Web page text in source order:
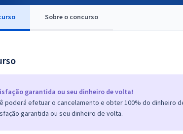
Sobre o concurso
garantida ou seu dinheiro de volta!
poderá efetuar o cancelamento e obter 100% do dinheiro
garantida ou seu dinheiro de volta.